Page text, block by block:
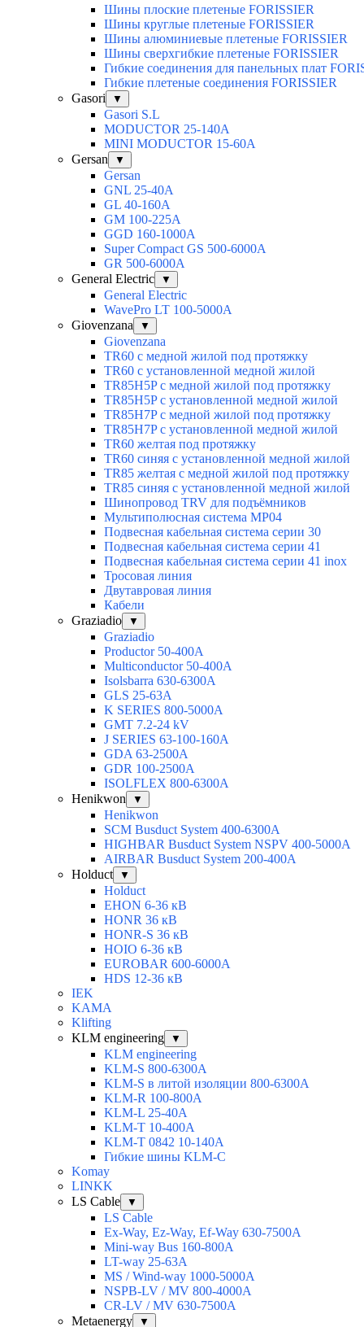
Шины плоские плетеные FORISSIER
Шины круглые плетеные FORISSIER
Шины алюминиевые плетеные FORISSIER
Шины сверхгибкие плетеные FORISSIER
Гибкие соединения для панельных плат
Гибкие плетеные соединения FORISSIER
Gasori
▼
Gasori S.L
MODUCTOR 25-140А
MINI MODUCTOR 15-60A
Gersan
▼
Gersan
GNL 25-40A
GL 40-160A
GM 100-225A
GGD 160-1000A
Super Compact GS 500-6000A
GR 500-6000A
General Electric
▼
General Electric
WavePro LT 100-5000А
Giovenzana
▼
Giovenzana
TR60 с медной жилой под протяжку
TR60 с установленной медной жилой
TR85H5P с медной жилой под протяжку
TR85H5P с установленной медной жилой
TR85H7P с медной жилой под протяжку
TR85H7P с установленной медной жилой
TR60 желтая под протяжку
TR60 синяя с установленной медной жилой
TR85 желтая с медной жилой под протяжку
TR85 синяя с установленной медной жилой
Шинопровод TRV для подъёмников
Мультиполюсная система MP04
Подвесная кабельная система серии 30
Подвесная кабельная система серии 41
Подвесная кабельная система серии 41 inox
Тросовая линия
Двутавровая линия
Кабели
Graziadio
▼
Graziadio
Productor 50-400А
Multiconductor 50-400А
Isolsbarra 630-6300А
GLS 25-63А
K SERIES 800-5000A
GMT 7.2-24 kV
J SERIES 63-100-160A
GDA 63-2500А
GDR 100-2500А
ISOLFLEX 800-6300А
Henikwon
▼
Henikwon
SCM Busduct System 400-6300А
HIGHBAR Busduct System NSPV 400-5000А
AIRBAR Busduct System 200-400А
Holduct
▼
Holduct
EHON 6-36 кВ
HONR 36 кВ
HONR-S 36 кВ
HOIO 6-36 кВ
EUROBAR 600-6000A
HDS 12-36 кВ
IEK
KAMA
Klifting
KLM engineering
▼
KLM engineering
KLM-S 800-6300A
KLM-S в литой изоляции 800-6300A
KLM-R 100-800A
KLM-L 25-40A
KLM-T 10-400A
KLM-T 0842 10-140A
Гибкие шины KLM-C
Komay
LINKK
LS Cable
▼
LS Cable
Ex-Way, Ez-Way, Ef-Way 630-7500A
Mini-way Bus 160-800A
LT-way 25-63A
MS / Wind-way 1000-5000A
NSPB-LV / MV 800-4000A
CR-LV / MV 630-7500A
Metaenergy
▼